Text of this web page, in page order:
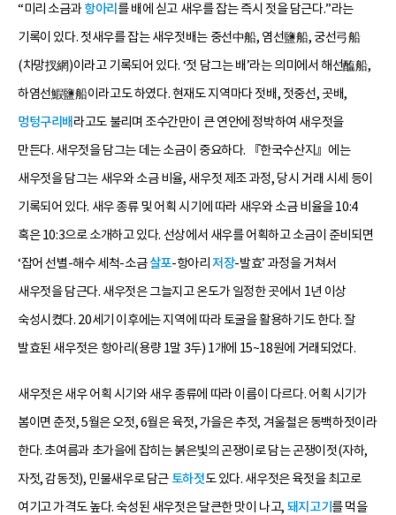
“미리 소금과항아리 를 배에 싣고 새우를 잡는 즉시 젓을 담근다.”라는
기록이 있다. 젓새우를 잡는 새우젓배는 중선中船, 염선鹽船, 궁선弓船
(차망扠網)이라고 기록되어 있다. ‘젓 담그는 배’라는 의미에서 해선醢船,
하염선鰕鹽船이라고도 하였다. 현재도 지역마다 젓배, 젓중선, 곳배,
멍텅구리배 라고도 불리며 조수간만이 큰 연안에 정박하여 새우젓을
만든다. 새우젓을 담그는 데는 소금이 중요하다. 『한국수산지』에는
새우젓을 담그는 새우와 소금 비율, 새우젓 제조 과정, 당시 거래 시세 등이
기록되어 있다. 새우 종류 및 어획 시기에 따라 새우와 소금 비율을 10:4
혹은 10:3으로 소개하고 있다. 선상에서 새우를 어획하고 소금이 준비되면
‘잡어 선별-해수 세척-소금살포-항아리저장-발효’ 과정을 거쳐서
새우젓을 담근다. 새우젓은 그늘지고 온도가 일정한 곳에서 1년 이상
숙성시켰다. 20세기 이후에는 지역에 따라 토굴을 활용하기도 한다. 잘
발효된 새우젓은 항아리(용량 1말 3두) 1개에 15~18원에 거래되었다.
새우젓은 새우 어획 시기와 새우 종류에 따라 이름이 다르다. 어획 시기가
봄이면 춘젓, 5월은 오젓, 6월은 육젓, 가을은 추젓, 겨울철은 동백하젓이라
한다. 초여름과 초가을에 잡히는 붉은빛의 곤쟁이로 담는 곤쟁이젓(자하,
자젓, 감동젓), 민물새우로 담근 토하젓도 있다. 새우젓은 육젓을 최고로
여기고 가격도 높다. 숙성된 새우젓은 달큰한 맛이 나고, 돼지고기 를 먹을